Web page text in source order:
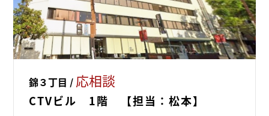
錦３丁目 / 応相談
CTVビル 1階 【担当：松本】